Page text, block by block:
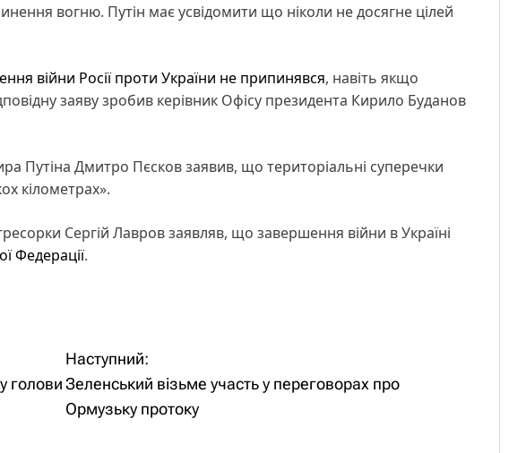
вогню. Путін має усвідомити що ніколи не досягне цілей
війни Росії проти України не припинявся, навіть якщо
заяву зробив керівник Офісу президента Кирило Буданов
Путіна Дмитро Пєсков заявив, що територіальні суперечки
кілометрах».
Сергій Лавров заявляв, що завершення війни в Україні
Федерації.
голови
Наступний:
Зеленський візьме участь у переговорах про
Ормузьку протоку